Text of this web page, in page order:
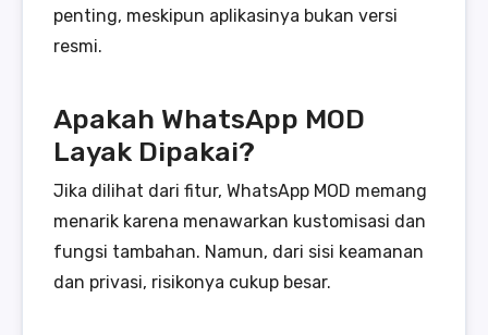
penting, meskipun aplikasinya bukan versi
resmi.
Apakah WhatsApp MOD
Layak Dipakai?
Jika dilihat dari fitur, WhatsApp MOD memang
menarik karena menawarkan kustomisasi dan
fungsi tambahan. Namun, dari sisi keamanan
dan privasi, risikonya cukup besar.